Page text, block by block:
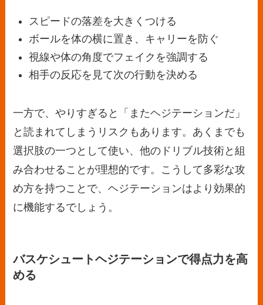
スピードの落差を大きくつける
ボールを体の横に置き、キャリーを防ぐ
視線や体の角度でフェイクを強調する
相手の反応を見て次の行動を決める
一方で、やりすぎると「またヘジテーションだ」
と読まれてしまうリスクもあります。あくまでも
選択肢の一つとして使い、他のドリブル技術と組
み合わせることが理想的です。こうして多彩な攻
め方を持つことで、ヘジテーションはより効果的
に機能するでしょう。
バスケシュートヘジテーションで得点力を高
める